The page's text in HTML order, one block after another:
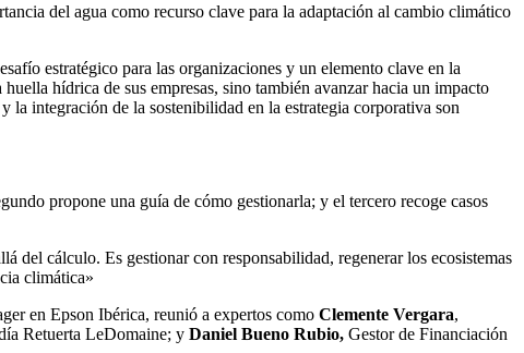
del agua como recurso clave para la adaptación al cambio climático
estratégico para las organizaciones y un elemento clave en la
hídrica de sus empresas, sino también avanzar hacia un impacto
la integración de la sostenibilidad en la estrategia corporativa son
propone una guía de cómo gestionarla; y el tercero recoge casos
del cálculo. Es gestionar con responsabilidad, regenerar los ecosistemas
climática»
en Epson Ibérica, reunió a expertos como Clemente Vergara,
Retuerta LeDomaine; y Daniel Bueno Rubio, Gestor de Financiación